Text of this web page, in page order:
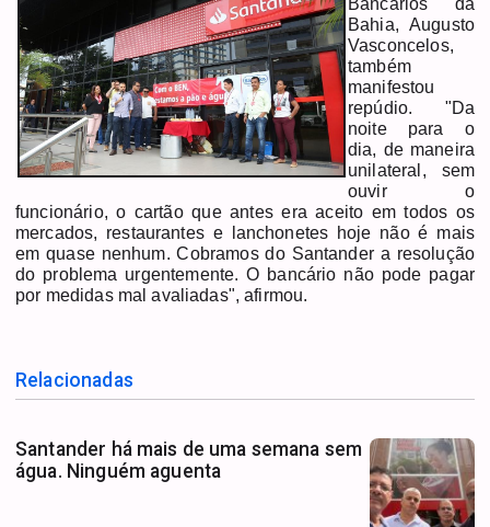
Bahia, Augusto
Vasconcelos,
também
manifestou
repúdio. "Da
noite para o
dia, de maneira
unilateral, sem
ouvir o
funcionário, o cartão que antes era aceito em todos os
mercados, restaurantes e lanchonetes hoje não é mais
em quase nenhum. Cobramos do Santander a resolução
do problema urgentemente. O bancário não pode pagar
por medidas mal avaliadas", afirmou.
Relacionadas
Santander há mais de uma semana sem
água. Ninguém aguenta